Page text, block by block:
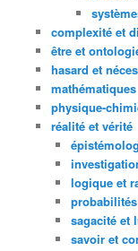
complexité et
être et
hasard et
mathématiques
physique-
réalité et vérité
logique et
sagacité et
savoir et